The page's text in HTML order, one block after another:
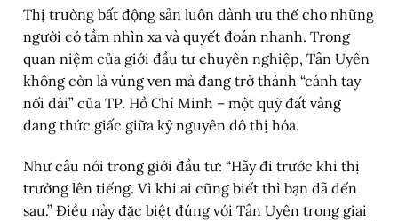
Thị trường bất động sản luôn dành ưu thế cho những
người có tầm nhìn xa và quyết đoán nhanh. Trong
quan niệm của giới đầu tư chuyên nghiệp, Tân Uyên
không còn là vùng ven mà đang trở thành “cánh tay
nối dài” của TP. Hồ Chí Minh – một quỹ đất vàng
đang thức giấc giữa kỷ nguyên đô thị hóa.
Như câu nói trong giới đầu tư: “Hãy đi trước khi thị
trường lên tiếng. Vì khi ai cũng biết thì bạn đã đến
sau.” Điều này đặc biệt đúng với Tân Uyên trong giai